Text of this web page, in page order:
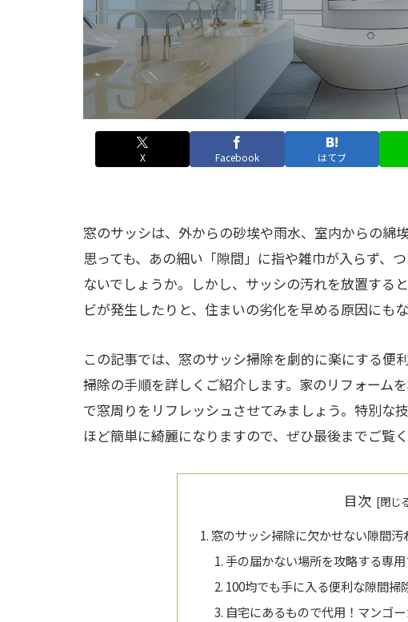
X Facebook はてブ
窓のサッシは、外からの砂埃や雨水、室内からの綿
思っても、あの細い「隙間」に指や雑巾が入らず、
ないでしょうか。しかし、サッシの汚れを放置する
ビが発生したりと、住まいの劣化を早める原因にもな
この記事では、窓のサッシ掃除を劇的に楽にする便
掃除の手順を詳しくご紹介します。家のリフォーム
で窓周りをリフレッシュさせてみましょう。特別な
ほど簡単に綺麗になりますので、ぜひ最後までご覧く
目次
窓のサッシ掃除に欠かせない隙間
手の届かない場所を攻略する専
100均でも手に入る便利な隙間掃
自宅にあるもので代用！マンゴ